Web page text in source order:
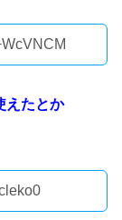
えたとか